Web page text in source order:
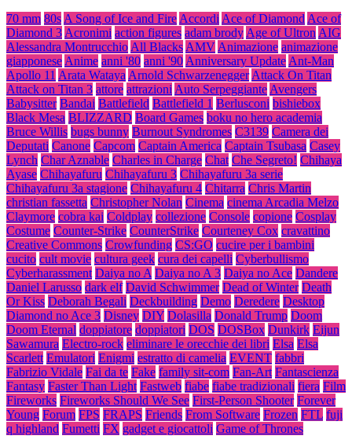
70 mm 80s A Song of Ice and Fire Accordi Ace of Diamond Ace of
Diamond 3 Acronimi action figures adam brody Age of Ultron AIG
Alessandra Montrucchio All Blacks AMV Animazione animazione
giapponese Anime anni '80 anni '90 Anniversary Update Ant-Man
Apollo 11 Arata Wataya Arnold Schwarzenegger Attack On Titan
Attack on Titan 3 attore attrazioni Auto Serpeggiante Avengers
Babysitter Bandai Battlefield Battlefield 1 Berlusconi bishiebox
Black Mesa BLIZZARD Board Games boku no hero academia
Bruce Willis bugs bunny Burnout Syndromes C3139 Camera dei
Deputati Canone Capcom Captain America Captain Tsubasa Casey
Lynch Char Aznable Charles in Charge Chat Che Segreto! Chihaya
Ayase Chihayafuru Chihayafuru 3 Chihayafuru 3a serie
Chihayafuru 3a stagione Chihayafuru 4 Chitarra Chris Martin
christian fassetta Christopher Nolan Cinema cinema Arcadia Melzo
Claymore cobra kai Coldplay collezione Console copione Cosplay
Costume Counter-Strike CounterStrike Courteney Cox cravattino
Creative Commons Crowfunding CS:GO cucire per i bambini
cucito cult movie cultura geek cura dei capelli Cyberbullismo
Cyberharassment Daiya no A Daiya no A 3 Daiya no Ace Dandere
Daniel Larusso dark elf David Schwimmer Dead of Winter Death
Or Kiss Deborah Begali Deckbuilding Demo Deredere Desktop
Diamond no Ace 3 Disney DIY Dolasilla Donald Trump Doom
Doom Eternal doppiatore doppiatori DOS DOSBox Dunkirk Eijun
Sawamura Electro-rock eliminare le orecchie dei libri Elsa Elsa
Scarlett Emulatori Enigmi estratto di camelia EVENT fabbri
Fabrizio Vidale Fai da te Fake family sit-com Fan-Art Fantascienza
Fantasy Faster Than Light Fastweb fiabe fiabe tradizionali fiera Film
Fireworks Fireworks Should We See First-Person Shooter Forever
Young Forum FPS FRAPS Friends From Software Frozen FTL fuji
q highland Fumetti FX gadget e giocattoli Game of Thrones